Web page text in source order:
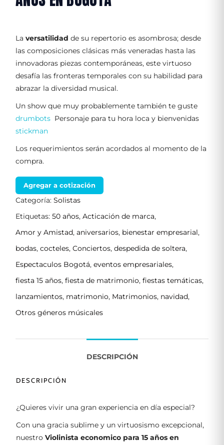
La versatilidad de su repertorio es asombrosa; desde
las composiciones clásicas más veneradas hasta las
innovadoras piezas contemporáneas, este virtuoso
desafía las fronteras temporales con su habilidad para
abrazar la diversidad musical.
Un show que muy probablemente también te guste
drumbots Personaje para tu hora loca y bienvenidas
stickman
Los requerimientos serán acordados al momento de la
compra.
Agregar a cotización
Categoría: Solistas
Etiquetas: 50 años, Acticación de marca,
Amor y Amistad, aniversarios, bienestar empresarial,
bodas, cocteles, Conciertos, despedida de soltera,
Espectaculos Bogotá, eventos empresariales,
fiesta 15 años, fiesta de matrimonio, fiestas temáticas,
lanzamientos, matrimonio, Matrimonios, navidad,
Otros géneros músicales
DESCRIPCIÓN
DESCRIPCIÓN
¿Quieres vivir una gran experiencia en día especial?
Con una gracia sublime y un virtuosismo excepcional,
nuestro Violinista economico para 15 años en